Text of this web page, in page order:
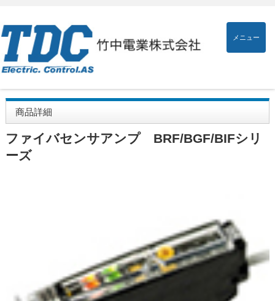
メニュー
商品詳細
ファイバセンサアンプ BRF/BGF/BIFシリ
ーズ